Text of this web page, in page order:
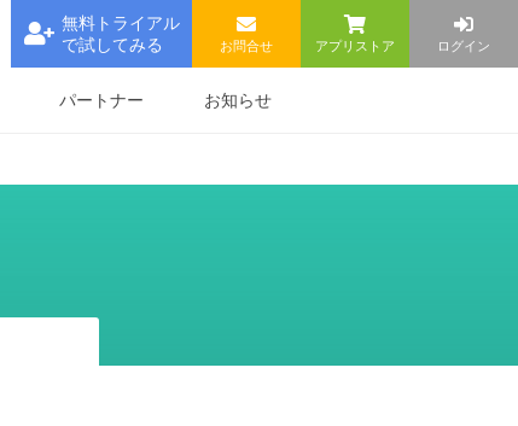
無料トライアル
で試してみる
お問合せ アプリストア ログイン
パートナー お知らせ